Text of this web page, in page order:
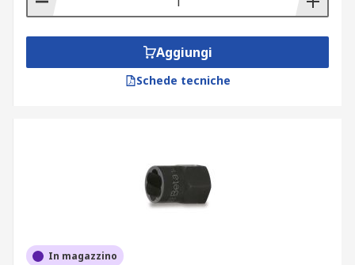
Aggiungi
Schede tecniche
In magazzino